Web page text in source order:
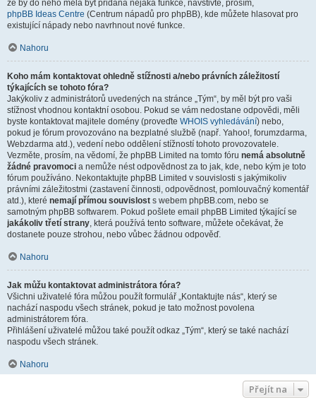
že by do něho měla být přidána nějaká funkce, navštivte, prosím,
phpBB Ideas Centre (Centrum nápadů pro phpBB), kde můžete hlasovat pro
existující nápady nebo navrhnout nové funkce.
Nahoru
Koho mám kontaktovat ohledně stížnosti a/nebo právních záležitostí
týkajících se tohoto fóra?
Jakýkoliv z administrátorů uvedených na stránce „Tým“, by měl být pro vaši
stížnost vhodnou kontaktní osobou. Pokud se vám nedostane odpovědi, měli
byste kontaktovat majitele domény (proveďte WHOIS vyhledávání) nebo,
pokud je fórum provozováno na bezplatné službě (např. Yahoo!, forumzdarma,
Webzdarma atd.), vedení nebo oddělení stížností tohoto provozovatele.
Vezměte, prosím, na vědomí, že phpBB Limited na tomto fóru nemá absolutně
žádné pravomoci a nemůže nést odpovědnost za to jak, kde, nebo kým je toto
fórum používáno. Nekontaktujte phpBB Limited v souvislosti s jakýmikoliv
právními záležitostmi (zastavení činnosti, odpovědnost, pomlouvačný komentář
atd.), které nemají přímou souvislost s webem phpBB.com, nebo se
samotným phpBB softwarem. Pokud pošlete email phpBB Limited týkající se
jakákoliv třetí strany, která používá tento software, můžete očekávat, že
dostanete pouze strohou, nebo vůbec žádnou odpověď.
Nahoru
Jak můžu kontaktovat administrátora fóra?
Všichni uživatelé fóra můžou použít formulář „Kontaktujte nás“, který se
nachází naspodu všech stránek, pokud je tato možnost povolena
administrátorem fóra.
Přihlášení uživatelé můžou také použít odkaz „Tým“, který se také nachází
naspodu všech stránek.
Nahoru
Přejít na